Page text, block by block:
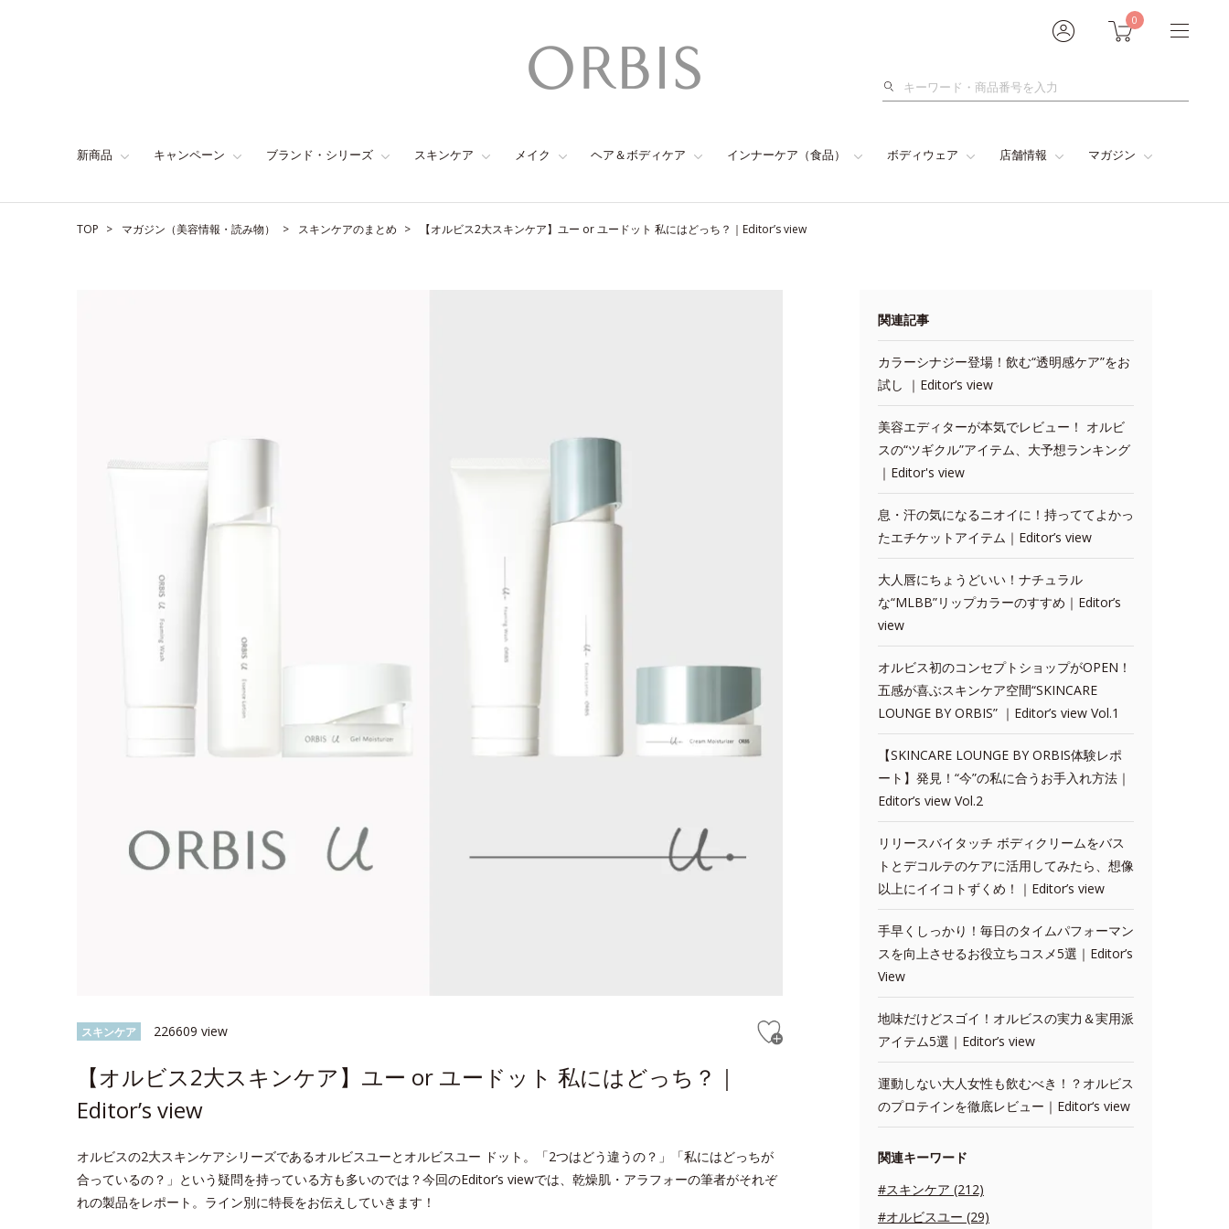
0
検
新商品 キャンペーン ブランド・シリーズ スキンケア メイク ヘア＆ボディケア インナーケア（食品） ボディウェア 店舗情報 マガジン
TOP マガジン（美容情報・読み物） スキンケアのまとめ 【オルビス2大スキンケア】ユー or ユードット 私にはどっち？｜Editor’s view
スキンケア 226609 view
【オルビス2大スキンケア】ユー or ユードット 私にはどっち？｜
Editor’s view
オルビスの2大スキンケアシリーズであるオルビスユーとオルビスユー ドット。「2つはどう違うの？」「私にはどっちが
合っているの？」という疑問を持っている方も多いのでは？今回のEditor’s viewでは、乾燥肌・アラフォーの筆者がそれぞ
れの製品をレポート。ライン別に特長をお伝えしていきます！
関連記事
カラーシナジー登場！飲む“透明感ケア”をお
試し ｜Editor’s view
美容エディターが本気でレビュー！ オルビ
スの“ツギクル”アイテム、大予想ランキング
｜Editor's view
息・汗の気になるニオイに！持っててよかっ
たエチケットアイテム｜Editor’s view
大人唇にちょうどいい！ナチュラル
な“MLBB”リップカラーのすすめ｜Editor’s
view
オルビス初のコンセプトショップがOPEN！
五感が喜ぶスキンケア空間“SKINCARE
LOUNGE BY ORBIS” ｜Editor’s view Vol.1
【SKINCARE LOUNGE BY ORBIS体験レポ
ート】発見！“今”の私に合うお手入れ方法｜
Editor’s view Vol.2
リリースバイタッチ ボディクリームをバス
トとデコルテのケアに活用してみたら、想像
以上にイイコトずくめ！｜Editor’s view
手早くしっかり！毎日のタイムパフォーマン
スを向上させるお役立ちコスメ5選｜Editor’s
View
地味だけどスゴイ！オルビスの実力＆実用派
アイテム5選｜Editor’s view
運動しない大人女性も飲むべき！？オルビス
のプロテインを徹底レビュー｜Editor‘s view
関連キーワード
#スキンケア (212)
#オルビスユー (29)